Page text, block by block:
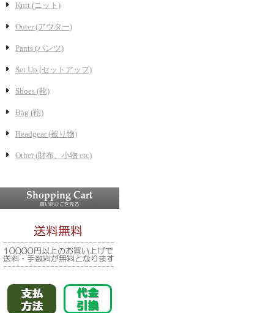
Knit (ニット)
Outer (アウター)
Pants (パンツ)
Set Up (セットアップ)
Shoes (靴)
Bag (鞄)
Headgear (被り物)
Other (財布、小物 etc)